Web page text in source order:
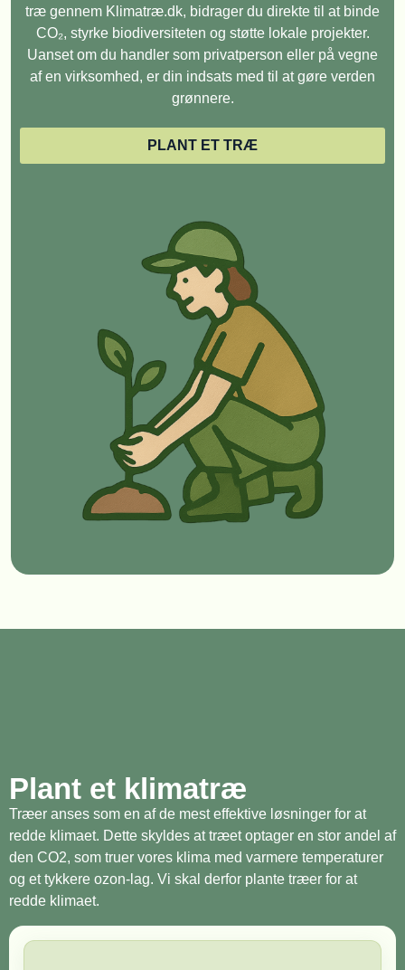
træ gennem Klimatræ.dk, bidrager du direkte til at binde
CO₂, styrke biodiversiteten og støtte lokale projekter.
Uanset om du handler som privatperson eller på vegne
af en virksomhed, er din indsats med til at gøre verden
grønnere.
PLANT ET TRÆ
Plant et klimatræ
Træer anses som en af de mest effektive løsninger for at
redde klimaet. Dette skyldes at træet optager en stor andel af
den CO2, som truer vores klima med varmere temperaturer
og et tykkere ozon-lag. Vi skal derfor plante træer for at
redde klimaet.